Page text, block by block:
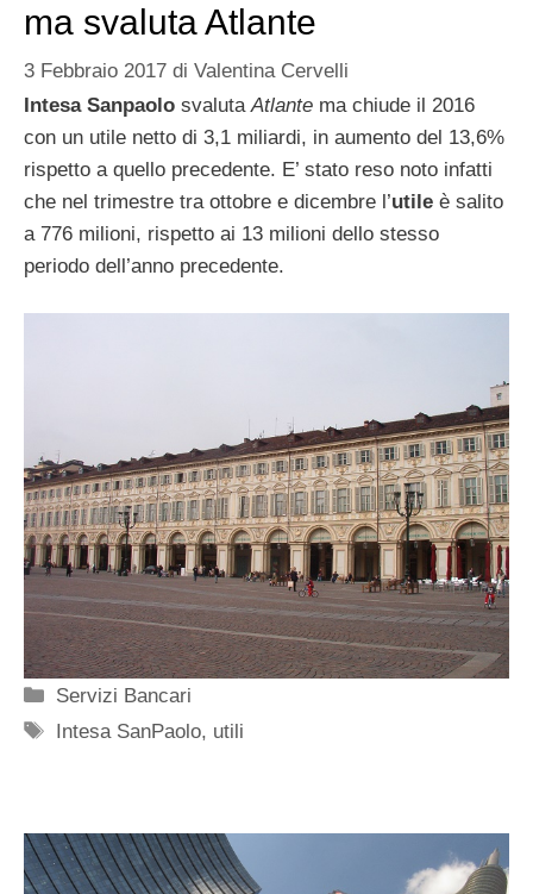
ma svaluta Atlante
3 Febbraio 2017 di Valentina Cervelli
Intesa Sanpaolo svalutaAtlante ma chiude il 2016
con un utile netto di 3,1 miliardi, in aumento del 13,6%
rispetto a quello precedente. E’ stato reso noto infatti
che nel trimestre tra ottobre e dicembre l’utile è salito
a 776 milioni, rispetto ai 13 milioni dello stesso
periodo dell’anno precedente.
Categorie
Servizi Bancari
Tag
Intesa SanPaolo, utili